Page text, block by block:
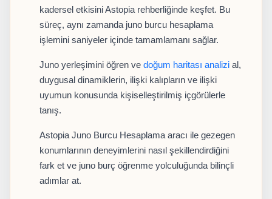
kadersel etkisini Astopia rehberliğinde keşfet. Bu
süreç, aynı zamanda juno burcu hesaplama
işlemini saniyeler içinde tamamlamanı sağlar.
Juno yerleşimini öğren ve doğum haritası analizi al,
duygusal dinamiklerin, ilişki kalıpların ve ilişki
uyumun konusunda kişiselleştirilmiş içgörülerle
tanış.
Astopia Juno Burcu Hesaplama aracı ile gezegen
konumlarının deneyimlerini nasıl şekillendirdiğini
fark et ve juno burç öğrenme yolculuğunda bilinçli
adımlar at.